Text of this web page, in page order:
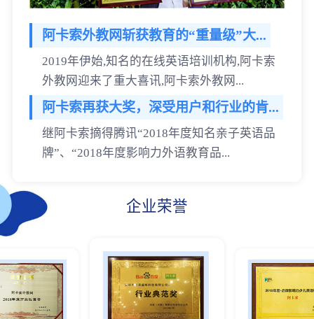
阿卡索外教网斩获教育的“重量级”大...
2019年伊始,知名的在线英语培训机构,阿卡索
外教网迎来了重大喜讯,阿卡索外教网...
阿卡索再获大奖，深受用户和行业的肯...
继阿卡索摘得腾讯“2018年度知名亲子英语品
牌”、“2018年度影响力外语教育品...
企业荣誉